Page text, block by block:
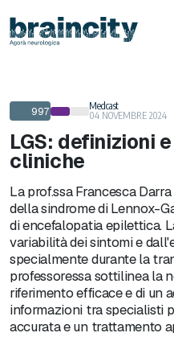
997
Medcast
04 NOVEMBRE 2024
LGS: definizioni
cliniche
La prof.ssa Francesca
della sindrome di Lennox-
di encefalopatia epilettica.
variabilità dei sintomi e
specialmente durante la
professoressa sottilinea la
riferimento efficace e di un
informazioni tra specialisti
accurata e un trattamento